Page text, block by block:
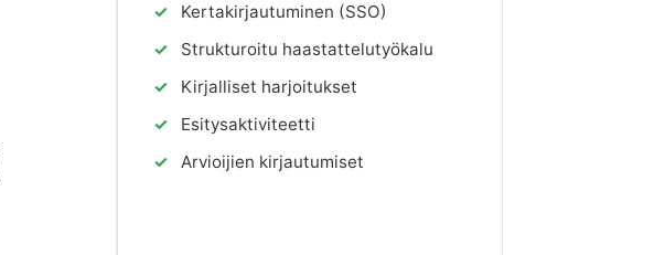
✓
Kertakirjautuminen (SSO)
✓
Strukturoitu haastattelutyökalu
✓
Kirjalliset harjoitukset
✓
Esitysaktiviteetti
✓
Arvioijien kirjautumiset